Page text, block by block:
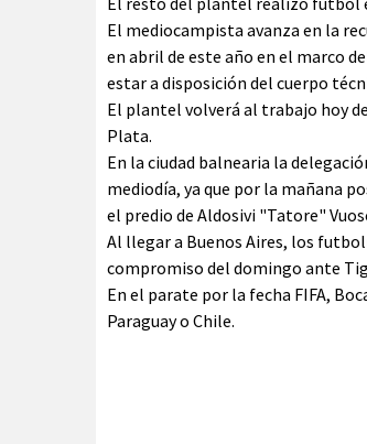
El mediocampista avanza en la
en abril de este año en el marco
estar a disposición del cuerpo
El plantel volverá al trabajo hoy
Plata.
En la ciudad balnearia la
mediodía, ya que por la mañana
el predio de Aldosivi "Tatore"
Al llegar a Buenos Aires, los
compromiso del domingo ante
En el parate por la fecha FIFA,
Paraguay o Chile.